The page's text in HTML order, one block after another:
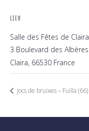
LIEU
Salle des Fêtes de Claira
3 Boulevard des Albères
Claira, 66530 France
Jocs de bruixes – Fuilla (66)